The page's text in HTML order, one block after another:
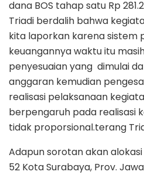
dana BOS tahap satu Rp
Triadi berdalih bahwa
kita laporkan karena sistem
keuangannya waktu itu
penyesuaian yang dimulai
anggaran kemudian
realisasi pelaksanaan
berpengaruh pada realisasi
tidak proporsional.terang
Adapun sorotan akan alokasi
52 Kota Surabaya, Prov.